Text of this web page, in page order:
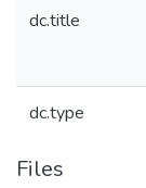
dc.title
dc.type
Files